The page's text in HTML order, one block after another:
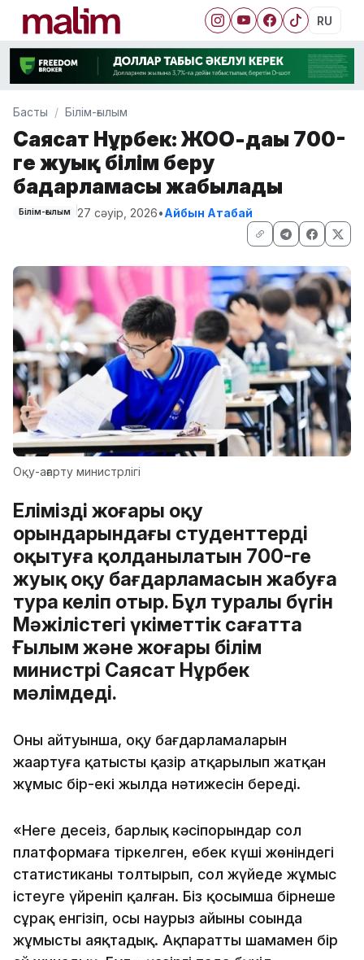
RU
Басты Білім-ғылым
Саясат Нұрбек: ЖОО-дағы 700-
ге жуық білім беру
бағдарламасы жабылады
Білім-ғылым 27 сәуір, 2026•Айбын Атабай
Оқу-ағарту министрлігі
Еліміздің жоғары оқу
орындарындағы студенттерді
оқытуға қолданылатын 700-ге
жуық оқу бағдарламасын жабуға
тура келіп отыр. Бұл туралы бүгін
Мәжілістегі үкіметтік сағатта
Ғылым және жоғары білім
министрі Саясат Нұрбек
мәлімдеді.
Оның айтуынша, оқу бағдарламаларын
жаңартуға қатысты қазір атқарылып жатқан
жұмыс бір-екі жылда нәтижесін береді.
«Неге десеңіз, барлық кәсіпорындар сол
платформаға тіркелген, еңбек күші жөніндегі
статистиканы толтырып, сол жүйеде жұмыс
істеуге үйреніп қалған. Біз қосымша бірнеше
сұрақ енгізіп, осы наурыз айының соңында
жұмысты аяқтадық. Ақпаратты шамамен бір